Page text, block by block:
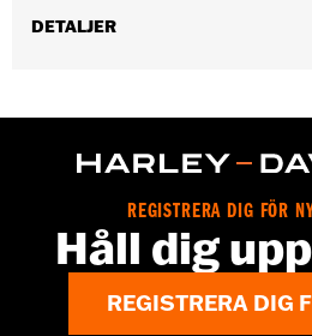
DETALJER
Sold In Units:Pair
1 year limited warranty
d.com/warranty
for full details
REGISTRERA DIG FÖR
Håll dig
REGISTRERA DIG